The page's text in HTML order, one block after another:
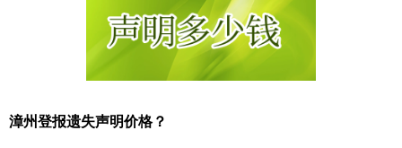
漳州登报遗失声明价格？